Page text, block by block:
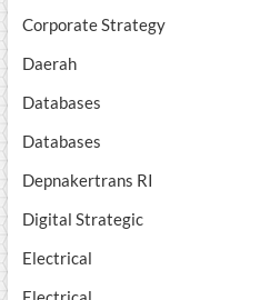
Corporate Strategy
Daerah
Databases
Databases
Depnakertrans RI
Digital Strategic
Electrical